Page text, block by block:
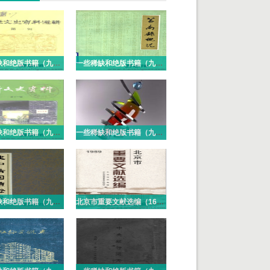
一些稀缺和绝版书籍（九十七）PDF电子版 一些稀缺和绝版书籍（九十六）PDF电子版
一些稀缺和绝版书籍（九十五）PDF电子版 一些稀缺和绝版书籍（九十四）PDF电子版
一些稀缺和绝版书籍（九十三）PDF电子版 北京市重要文献选编（16册）PDF电子版